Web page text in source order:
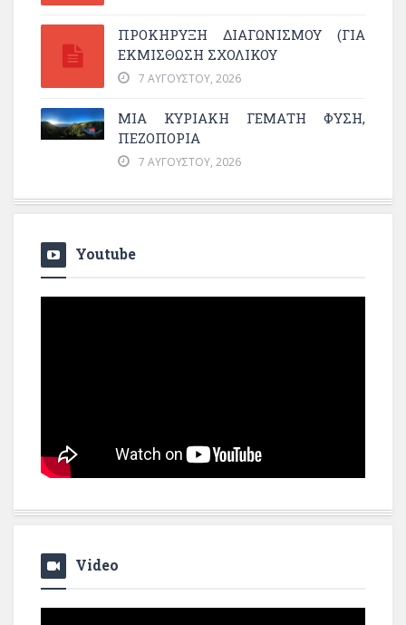
ΠΡΟΚΗΡΥΞΗ ΔΙΑΓΩΝΙΣΜΟΥ (ΓΙΑ
ΕΚΜΊΣΘΩΣΗ ΣΧΟΛΙΚΟΎ
7 ΑΥΓΟΎΣΤΟΥ, 2026
ΜΙΑ ΚΥΡΙΑΚΉ ΓΕΜΆΤΗ ΦΎΣΗ,
ΠΕΖΟΠΟΡΊΑ
7 ΑΥΓΟΎΣΤΟΥ, 2026
Youtube
Video